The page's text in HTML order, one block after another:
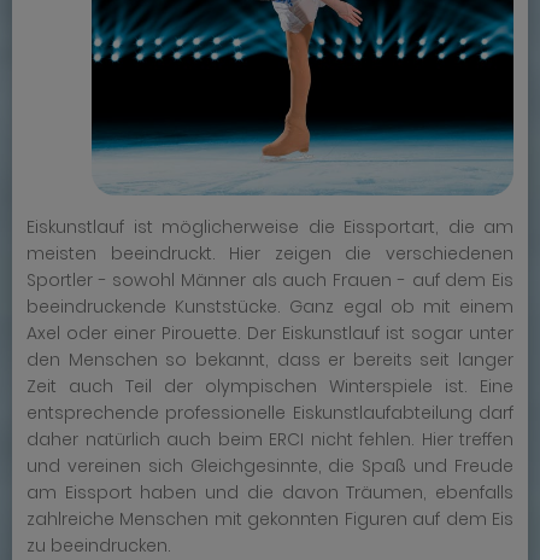
Eiskunstlauf ist möglicherweise die Eissportart, die am
meisten beeindruckt. Hier zeigen die verschiedenen
Sportler - sowohl Männer als auch Frauen - auf dem Eis
beeindruckende Kunststücke. Ganz egal ob mit einem
Axel oder einer Pirouette. Der Eiskunstlauf ist sogar unter
den Menschen so bekannt, dass er bereits seit langer
Zeit auch Teil der olympischen Winterspiele ist. Eine
entsprechende professionelle Eiskunstlaufabteilung darf
daher natürlich auch beim ERCI nicht fehlen. Hier treffen
und vereinen sich Gleichgesinnte, die Spaß und Freude
am Eissport haben und die davon Träumen, ebenfalls
zahlreiche Menschen mit gekonnten Figuren auf dem Eis
zu beeindrucken.